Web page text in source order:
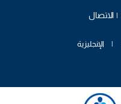
الاتصال
الإنجليزية